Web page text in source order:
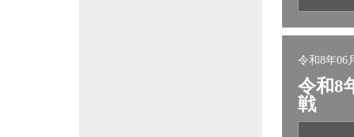
令和8年06
令和8
戦